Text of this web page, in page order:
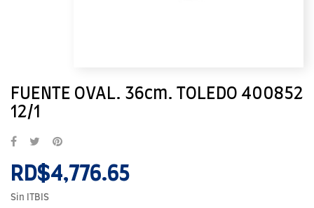
FUENTE OVAL. 36cm. TOLEDO 400852
12/1
RD$4,776.65
Sin ITBIS